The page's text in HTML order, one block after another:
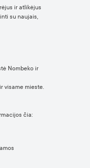
ir atlikėjus
su naujais,
Nombeko ir
visame mieste.
čia: